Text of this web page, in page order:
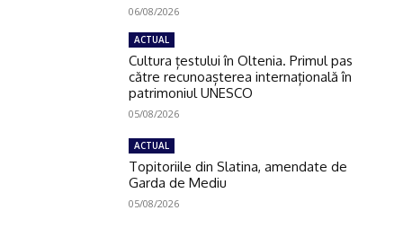
06/08/2026
ACTUAL
Cultura țestului în Oltenia. Primul pas
către recunoașterea internațională în
patrimoniul UNESCO
05/08/2026
ACTUAL
Topitoriile din Slatina, amendate de
Garda de Mediu
05/08/2026